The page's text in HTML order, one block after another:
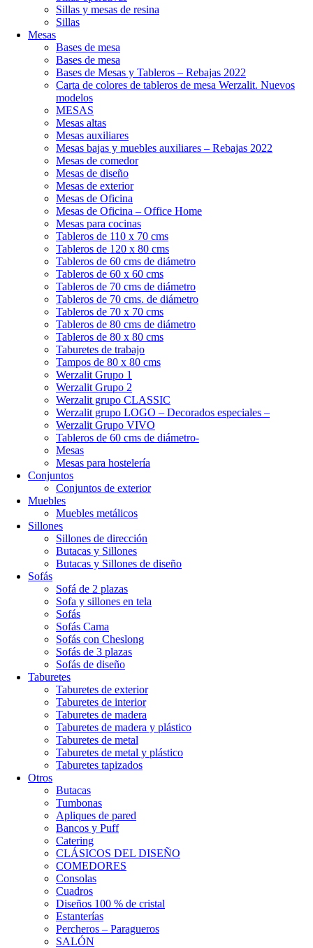
Sillas y mesas de resina
Sillas
Mesas
Bases de mesa
Bases de mesa
Bases de Mesas y Tableros – Rebajas 2022
Carta de colores de tableros de mesa Werzalit. Nuevos
modelos
MESAS
Mesas altas
Mesas auxiliares
Mesas bajas y muebles auxiliares – Rebajas 2022
Mesas de comedor
Mesas de diseño
Mesas de exterior
Mesas de Oficina
Mesas de Oficina – Office Home
Mesas para cocinas
Tableros de 110 x 70 cms
Tableros de 120 x 80 cms
Tableros de 60 cms de diámetro
Tableros de 60 x 60 cms
Tableros de 70 cms de diámetro
Tableros de 70 cms. de diámetro
Tableros de 70 x 70 cms
Tableros de 80 cms de diámetro
Tableros de 80 x 80 cms
Taburetes de trabajo
Tampos de 80 x 80 cms
Werzalit Grupo 1
Werzalit Grupo 2
Werzalit grupo CLASSIC
Werzalit grupo LOGO – Decorados especiales –
Werzalit Grupo VIVO
Tableros de 60 cms de diámetro-
Mesas
Mesas para hostelería
Conjuntos
Conjuntos de exterior
Muebles
Muebles metálicos
Sillones
Sillones de dirección
Butacas y Sillones
Butacas y Sillones de diseño
Sofás
Sofá de 2 plazas
Sofa y sillones en tela
Sofás
Sofás Cama
Sofás con Cheslong
Sofás de 3 plazas
Sofás de diseño
Taburetes
Taburetes de exterior
Taburetes de interior
Taburetes de madera
Taburetes de madera y plástico
Taburetes de metal
Taburetes de metal y plástico
Taburetes tapizados
Otros
Butacas
Tumbonas
Apliques de pared
Bancos y Puff
Catering
CLÁSICOS DEL DISEÑO
COMEDORES
Consolas
Cuadros
Diseños 100 % de cristal
Estanterías
Percheros – Paragueros
SALÓN